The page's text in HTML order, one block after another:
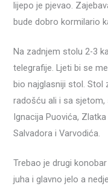
lijepo je pjevao.
bude dobro kormilario
Na zadnjem stolu 2-3
telegrafije. Ljeti bi se
bio najglasniji stol. Stol
radošću ali i sa
Ignacija Puovića,
Salvadora i Varvodića.
Trebao je drugi
juha i glavno jelo a